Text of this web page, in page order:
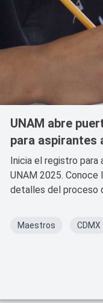
UNAM abre
para aspirantes
Inicia el registro para
UNAM 2025.
detalles del proceso
Maestros CDMX